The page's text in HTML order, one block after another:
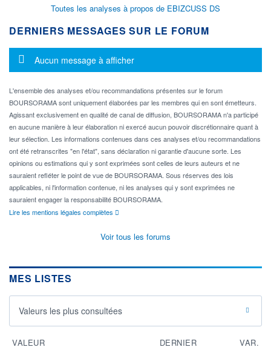
Toutes les analyses à propos de EBIZCUSS DS
DERNIERS MESSAGES SUR LE FORUM
Message d'information
Aucun message à afficher
L'ensemble des analyses et/ou recommandations présentes sur le forum
BOURSORAMA sont uniquement élaborées par les membres qui en sont émetteurs.
Agissant exclusivement en qualité de canal de diffusion, BOURSORAMA n'a participé
en aucune manière à leur élaboration ni exercé aucun pouvoir discrétionnaire quant à
leur sélection. Les informations contenues dans ces analyses et/ou recommandations
ont été retranscrites "en l'état", sans déclaration ni garantie d'aucune sorte. Les
opinions ou estimations qui y sont exprimées sont celles de leurs auteurs et ne
sauraient refléter le point de vue de BOURSORAMA. Sous réserves des lois
applicables, ni l'information contenue, ni les analyses qui y sont exprimées ne
sauraient engager la responsabilité BOURSORAMA.
Lire les mentions légales complètes
Voir tous les forums
MES LISTES
Valeurs les plus consultées
VALEUR DERNIER VAR.